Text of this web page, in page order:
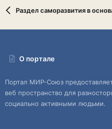
Раздел саморазвития в
О портале
Портал МИР-Союз
веб пространство для
социально активными людьми.